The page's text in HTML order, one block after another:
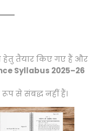
तैयार किए गए हैं और
Syllabus 2025–26
से संबद्ध नहीं हैं।